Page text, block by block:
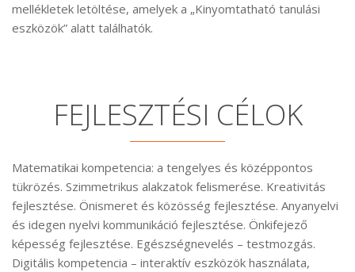
mellékletek letöltése, amelyek a „Kinyomtatható tanulási
eszközök” alatt találhatók.
FEJLESZTÉSI CÉLOK
Matematikai kompetencia: a tengelyes és középpontos
tükrözés. Szimmetrikus alakzatok felismerése. Kreativitás
fejlesztése. Önismeret és közösség fejlesztése. Anyanyelvi
és idegen nyelvi kommunikáció fejlesztése. Önkifejező
képesség fejlesztése. Egészségnevelés – testmozgás.
Digitális kompetencia – interaktív eszközök használata,